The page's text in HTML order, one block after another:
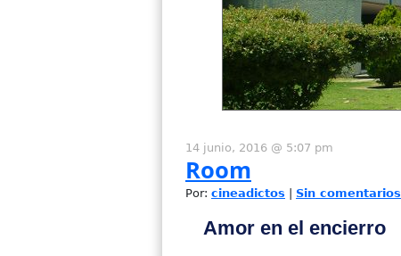
14 junio, 2016 @ 5:07 pm
Room
Por: cineadictos Sin comentarios
Amor en el encierro